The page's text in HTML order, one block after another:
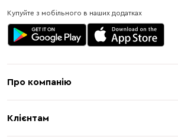
Купуйте з мобільного в наших додатках
Про компанію
Клієнтам